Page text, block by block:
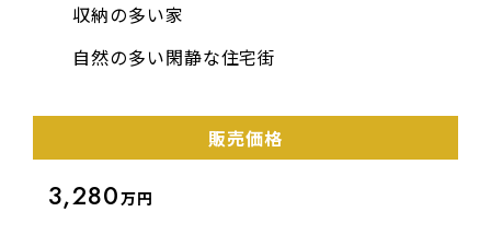
収納の多い家
自然の多い閑静な住宅街
販売価格
3,280万円